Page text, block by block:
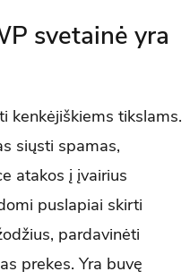
svetainė yra
kenkėjiškiems tikslams.
siųsti spamas,
atakos į įvairius
puslapiai skirti
pardavinėti
prekes. Yra buvę